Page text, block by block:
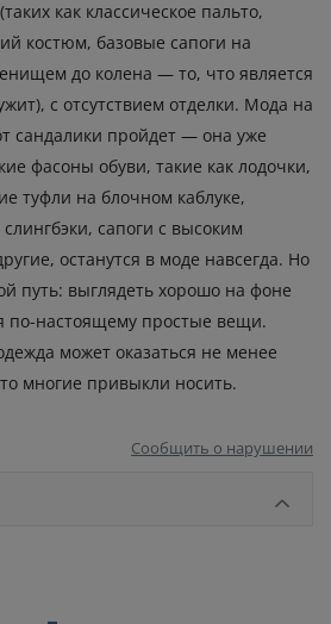
как классическое пальто,
костюм, базовые сапоги на
до колена — то, что является
с отсутствием отделки. Мода на
сандалики пройдет — она уже
фасоны обуви, такие как лодочки,
туфли на блочном каблуке,
сапоги с высоким
останутся в моде навсегда. Но
путь: выглядеть хорошо на фоне
настоящему простые вещи.
может оказаться не менее
многие привыкли носить.
Сообщить о нарушении